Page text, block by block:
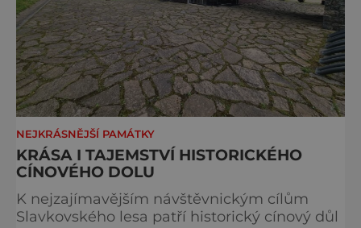
NEJKRÁSNĚJŠÍ PAMÁTKY
KRÁSA I TAJEMSTVÍ HISTORICKÉHO
CÍNOVÉHO DOLU
K nejzajímavějším návštěvnickým cílům
Slavkovského lesa patří historický cínový důl